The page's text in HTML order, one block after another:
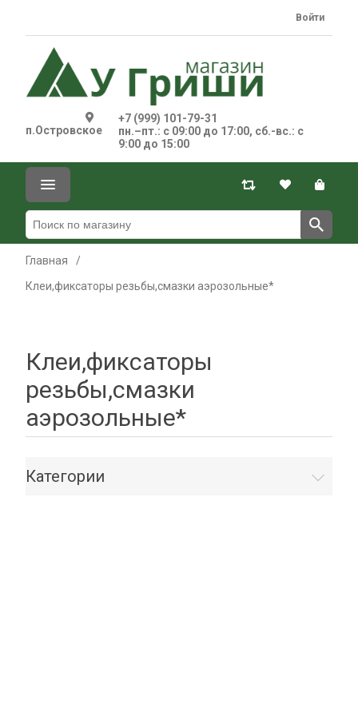
п.Островское
+7 (999) 101-79-31
пн.–пт.: с 09:00 до 17:00, сб.-вс.: с
9:00 до 15:00
Войти
Главная
/
Клеи,фиксаторы резьбы,смазки аэрозольные*
Клеи,фиксаторы
резьбы,смазки
аэрозольные*
Категории